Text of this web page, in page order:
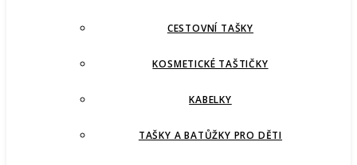
CESTOVNÍ TAŠKY
KOSMETICKÉ TAŠTIČKY
KABELKY
TAŠKY A BATŮŽKY PRO DĚTI